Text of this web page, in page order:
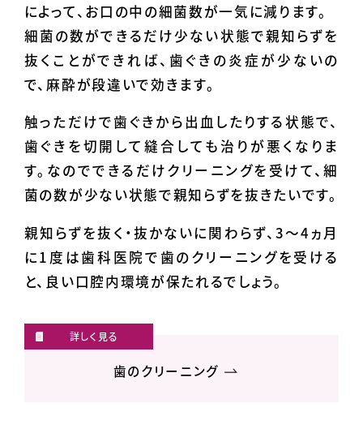
によって、お口の中の細菌数が一気に減ります。
細菌の数ができるだけ少ない状態で親知らずを
抜くことができれば、歯ぐきの炎症が少ないの
で、麻酔が段違いで効きます。
触っただけで歯ぐきから出血したりする状態で、
歯ぐきを切開して縫合しても治りが悪くなりま
す。なのでできるだけクリーニングを受けて、細
菌の数が少ない状態で親知らずを抜きたいです。
親知らずを抜く・抜かないに関わらず、3〜4ヵ月
に1度は歯科医院で歯のクリーニングを受ける
と、良い口腔内環境が保たれるでしょう。
歯のクリーニング